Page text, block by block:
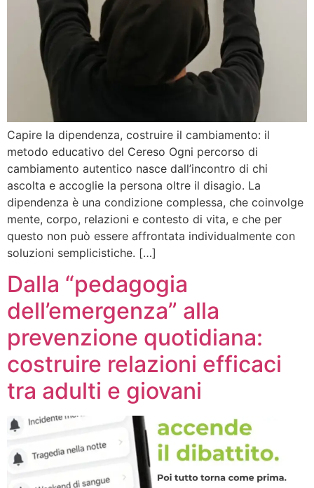
Capire la dipendenza, costruire il cambiamento: il
metodo educativo del Cereso Ogni percorso di
cambiamento autentico nasce dall’incontro di chi
ascolta e accoglie la persona oltre il disagio. La
dipendenza è una condizione complessa, che coinvolge
mente, corpo, relazioni e contesto di vita, e che per
questo non può essere affrontata individualmente con
soluzioni semplicistiche. […]
Dalla “pedagogia
dell’emergenza” alla
prevenzione quotidiana:
costruire relazioni efficaci
tra adulti e giovani